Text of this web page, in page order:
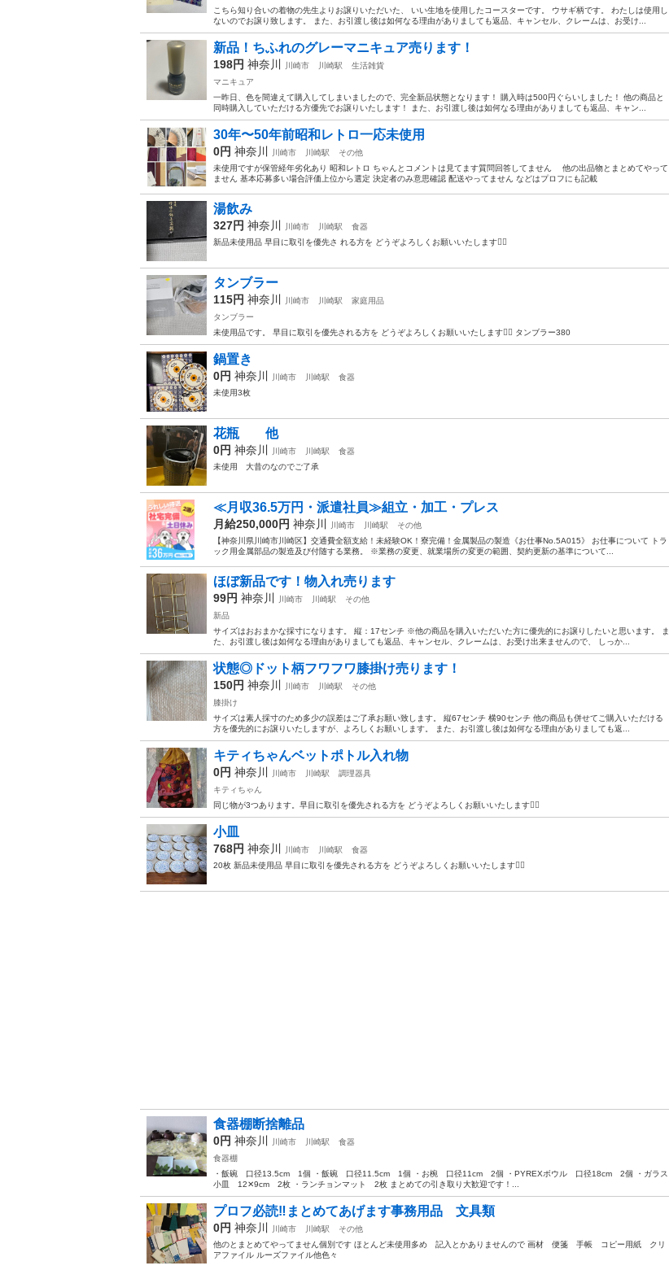
こちら知り合いの着物の先生よりお譲りいただいた、 いい生地を使用したコースターです。 ウサギ柄です。 わたしは使用し
ないのでお譲り致します。 また、お引渡し後は如何なる理由がありましても返品、キャンセル、クレームは、お受け...
新品！ちふれのグレーマニキュア売ります！
198円 神奈川 川崎市 川崎駅
生活雑貨
マニキュア
一昨日、色を間違えて購入してしまいましたので、完全新品状態となります！ 購入時は500円ぐらいしました！ 他の商品と
同時購入していただける方優先でお譲りいたします！ また、お引渡し後は如何なる理由がありましても返品、キャン...
30年〜50年前昭和レトロ一応未使用
0円 神奈川 川崎市 川崎駅
その他
未使用ですが保管経年劣化あり 昭和レトロ ちゃんとコメントは見てます質問回答してません 他の出品物とまとめてやって
ません 基本応募多い場合評価上位から選定 決定者のみ意思確認 配送やってません などはプロフにも記載
湯飲み
327円 神奈川 川崎市 川崎駅
食器
新品未使用品 早目に取引を優先さ れる方を どうぞよろしくお願いいたします🙇‍♂️
タンブラー
115円 神奈川 川崎市 川崎駅
家庭用品
タンブラー
未使用品です。 早目に取引を優先される方を どうぞよろしくお願いいたします🙇‍♂️ タンブラー380
鍋置き
0円 神奈川 川崎市 川崎駅
食器
未使用3枚
花瓶 他
0円 神奈川 川崎市 川崎駅
食器
未使用 大昔のなのでご了承
≪月収36.5万円・派遣社員≫組立・加工・プレス
月給250,000円 神奈川 川崎市 川崎駅
その他
【神奈川県川崎市川崎区】交通費全額支給！未経験OK！寮完備！金属製品の製造《お仕事No.5A015》 お仕事について トラ
ック用金属部品の製造及び付随する業務。 ※業務の変更、就業場所の変更の範囲、契約更新の基準について...
ほぼ新品です！物入れ売ります
99円 神奈川 川崎市 川崎駅
その他
新品
サイズはおおまかな採寸になります。 縦：17センチ ※他の商品を購入いただいた方に優先的にお譲りしたいと思います。 ま
た、お引渡し後は如何なる理由がありましても返品、キャンセル、クレームは、お受け出来ませんので、 しっか...
状態◎ドット柄フワフワ膝掛け売ります！
150円 神奈川 川崎市 川崎駅
その他
膝掛け
サイズは素人採寸のため多少の誤差はご了承お願い致します。 縦67センチ 横90センチ 他の商品も併せてご購入いただける
方を優先的にお譲りいたしますが、よろしくお願いします。 また、お引渡し後は如何なる理由がありましても返...
キティちゃんベットポトル入れ物
0円 神奈川 川崎市 川崎駅
調理器具
キティちゃん
同じ物が3つあります。早目に取引を優先される方を どうぞよろしくお願いいたします🙇‍♂️
小皿
768円 神奈川 川崎市 川崎駅
食器
20枚 新品未使用品 早目に取引を優先される方を どうぞよろしくお願いいたします🙇‍♂️
食器棚断捨離品
0円 神奈川 川崎市 川崎駅
食器
食器棚
・飯碗 口径13.5cm 1個 ・飯碗 口径11.5cm 1個 ・お椀 口径11cm 2個 ・PYREXボウル 口径18cm 2個 ・ガラス
小皿 12✕9cm 2枚 ・ランチョンマット 2枚 まとめての引き取り大歓迎です！...
プロフ必読‼️まとめてあげます事務用品 文具類
0円 神奈川 川崎市 川崎駅
その他
他のとまとめてやってません個別です ほとんど未使用多め 記入とかありませんので 画材 便箋 手帳 コピー用紙 クリ
アファイル ルーズファイル他色々